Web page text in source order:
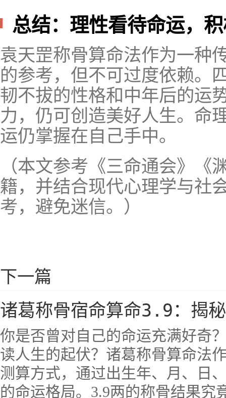
总结：理性看待命运，
袁天罡称骨算命法作为一种
的参考，但不可过度依赖。
韧不拔的性格和中年后的运
力，仍可创造美好人生。命
运仍掌握在自己手中。
（本文参考《三命通会》《
籍，并结合现代心理学与社
考，避免迷信。）
下一篇
诸葛称骨宿命算命3.9：揭
你是否曾对自己的命运充满好奇
读人生的起伏？诸葛称骨算命法
测算方式，通过出生年、月、日
的命运格局。3.9两的称骨结果究